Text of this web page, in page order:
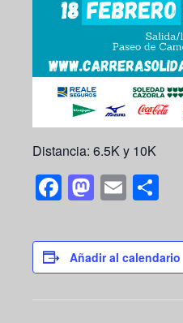
Distancia: 6.5K y 10K
F
a
c
e
M
a
st
o
E
m
ailar
e
Añadir al calendario